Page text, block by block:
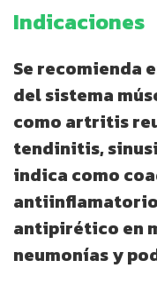
Indicaciones
Se recomienda
del sistema
como artritis
tendinitis,
indica como
antipirético en
neumonías y